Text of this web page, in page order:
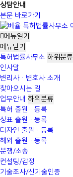
상담안내
본문 바로가기
메뉴열기
메뉴닫기
특허법률사무소 하위분류
인사말
변리사·변호사 소개
찾아오시는 길
업무안내 하위분류
특허 출원·등록
상표 출원·등록
디자인 출원·등록
해외 출원·등록
분쟁/소송
컨설팅/감정
기술조사/신기술인증